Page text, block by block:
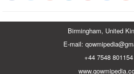
Birmingham, United
E-mail:
+44 7548 801154